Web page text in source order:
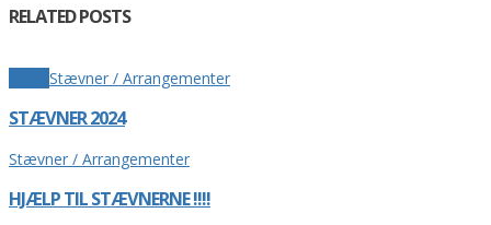
RELATED POSTS
Stævner / Arrangementer
STÆVNER 2024
Stævner / Arrangementer
HJÆLP TIL STÆVNERNE !!!!